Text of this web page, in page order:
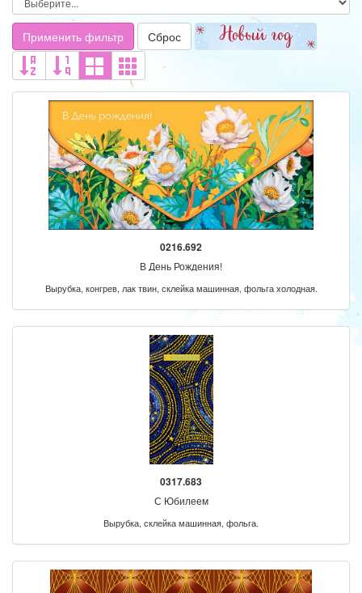
Применить фильтр Сброс
0216.692
В День Рождения!
Вырубка, конгрев, лак твин, склейка машинная, фольга холодная.
0317.683
С Юбилеем
Вырубка, склейка машинная, фольга.